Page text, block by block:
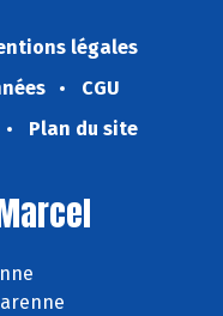
légales
CGU
Plan du site